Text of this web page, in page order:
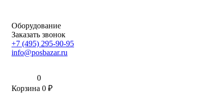
Оборудование
Заказать звонок
+7 (495) 295-90-95
info@posbazar.ru
0
Корзина 0 ₽